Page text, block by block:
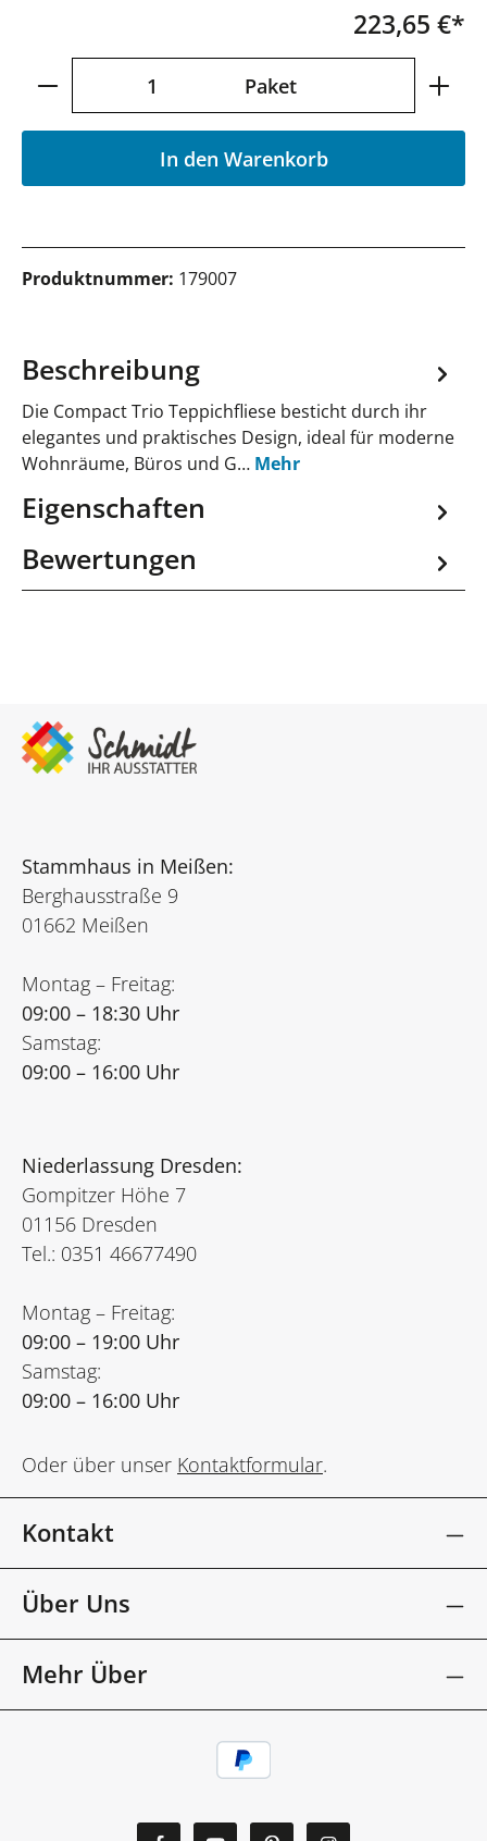
223,65 €*
Produkt Anzahl: Gib den gewünschten
Paket
In den Warenkorb
Produktnummer: 179007
Beschreibung
Die Compact Trio Teppichfliese besticht durch ihr
elegantes und praktisches Design, ideal für moderne
Wohnräume, Büros und G… Mehr
Eigenschaften
Bewertungen
Stammhaus in Meißen:
Berghausstraße 9
01662 Meißen
Montag – Freitag:
09:00 – 18:30 Uhr
Samstag:
09:00 – 16:00 Uhr
Niederlassung Dresden:
Gompitzer Höhe 7
01156 Dresden
Tel.: 0351 46677490
Montag – Freitag:
09:00 – 19:00 Uhr
Samstag:
09:00 – 16:00 Uhr
Oder über unser Kontaktformular.
Kontakt
Über Uns
Mehr Über